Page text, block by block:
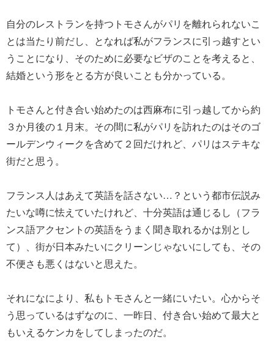
自分のレストランを持つトモさんがパリを離れられないこ
とは当たり前だし、となれば私がフランスに引っ越すとい
うことになり、そのために必要なビザのことを考えると、
結婚という形をとる方が良いことも分かっている。
トモさんと付き合い始めたのは西麻布に引っ越してから約
３か月後の１月末。その間に私がパリを訪れたのはそのゴ
ールデンウィークを含めて２回だけれど、パリはステキな
街だと思う。
フランス人はあえて英語を話さない…？という都市伝説み
たいな噂に怯えていたけれど、十分英語は通じるし（フラ
ンス語アクセントの英語をうまく聞き取れるかは別とし
て）、街が日本みたいにクリーンじゃないにしても、その
不便さも悪くはないと思えた。
それになにより、私もトモさんと一緒にいたい。心からそ
う思っているはずなのに、一昨日、付き合い始めて最大と
もいえるケンカをしてしまったのだ。